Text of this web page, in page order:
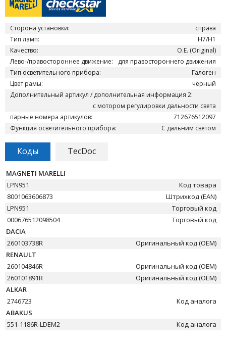
Сторона установки:
справа
Тип ламп:
H7/H1
Качество:
O.E. (Original)
Лево-/правостороннее движение:
для правостороннего движения
Тип осветительного прибора:
Галоген
Цвет рамы:
чёрный
Дополнительный артикул / дополнительная информация 2:
с мотором регулировки дальности света
парные номера артикулов:
712676512097
Функция осветительного прибора:
С дальним светом
Коды TecDoc
MAGNETI MARELLI
LPN951
Код товара
8001063606873
Штрихкод (EAN)
LPN951
Торговый код
000676512098504
Торговый код
DACIA
260103738R
Оригинальный код (OEM)
RENAULT
260104846R
Оригинальный код (OEM)
260101891R
Оригинальный код (OEM)
ALKAR
2746723
Код аналога
ABAKUS
551-1186R-LDEM2
Код аналога